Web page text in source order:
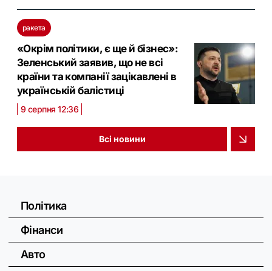
ракета
«Окрім політики, є ще й бізнес»:
Зеленський заявив, що не всі
країни та компанії зацікавлені в
українській балістиці
9 серпня 12:36
Всі новини
Політика
Фінанси
Авто